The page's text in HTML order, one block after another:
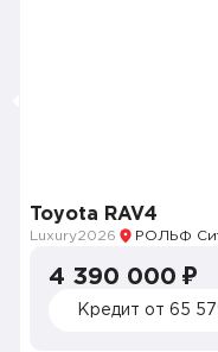
Toyota RAV4
Luxury2026 РОЛЬФ
4 390 000 ₽
Кредит от 65